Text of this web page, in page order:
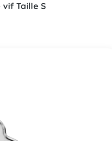
vif Taille S